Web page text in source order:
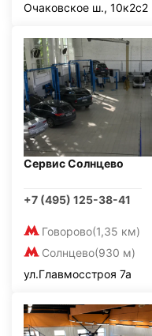
Очаковское ш., 10к2с2
Сервис Солнцево
+7 (495) 125-38-41
Говорово(1,35 км)
Солнцево(930 м)
ул.Главмосстроя 7а